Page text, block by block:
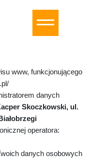
www, funkcjonującego
danych
Skoczkowski, ul.
operatora:
danych osobowych